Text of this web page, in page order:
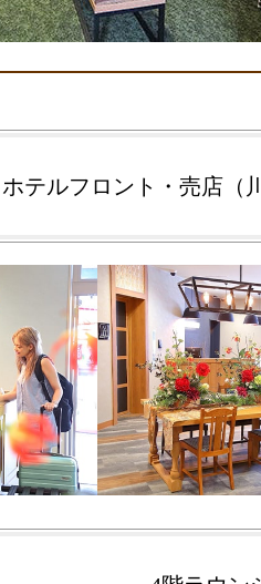
テルフロント・売店（